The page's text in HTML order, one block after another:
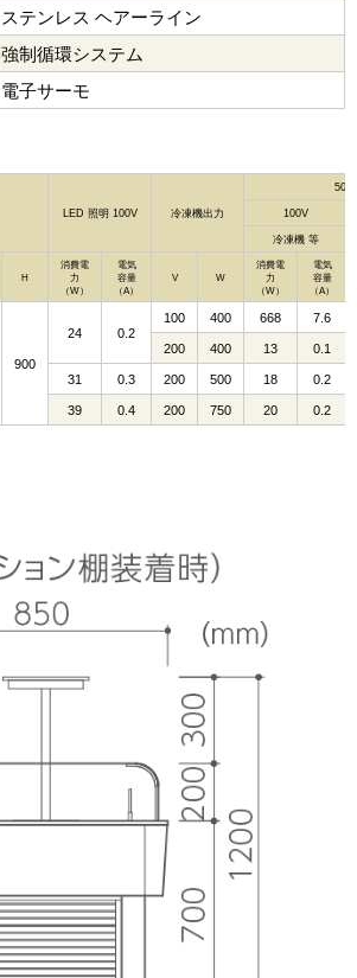
ステンレス ヘアーライン
強制循環システム
電子サーモ
LED 照明 100V 冷凍機出力 100V
冷凍機 等
H
消費電
力
（W）
電気
容量
（A）
V W
消費電
力
（W）
電気
容量
（A）
900
24 0.2
100 400 668 7.6
200 400 13 0.1
31 0.3 200 500 18 0.2
39 0.4 200 750 20 0.2